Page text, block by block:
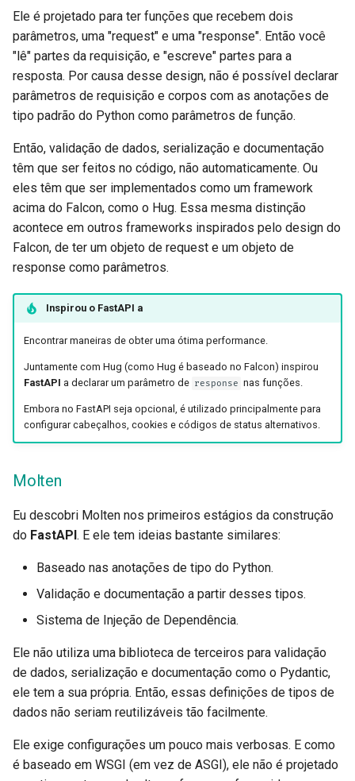
Ele é projetado para ter funções que recebem dois
parâmetros, uma "request" e uma "response". Então você
"lê" partes da requisição, e "escreve" partes para a
resposta. Por causa desse design, não é possível declarar
parâmetros de requisição e corpos com as anotações de
tipo padrão do Python como parâmetros de função.
Então, validação de dados, serialização e documentação
têm que ser feitos no código, não automaticamente. Ou
eles têm que ser implementados como um framework
acima do Falcon, como o Hug. Essa mesma distinção
acontece em outros frameworks inspirados pelo design do
Falcon, de ter um objeto de request e um objeto de
response como parâmetros.
Inspirou o FastAPI a
Encontrar maneiras de obter uma ótima performance.
Juntamente com Hug (como Hug é baseado no Falcon) inspirou
FastAPI a declarar um parâmetro de response nas funções.
Embora no FastAPI seja opcional, é utilizado principalmente para
configurar cabeçalhos, cookies e códigos de status alternativos.
Molten
Eu descobri Molten nos primeiros estágios da construção
do FastAPI. E ele tem ideias bastante similares:
Baseado nas anotações de tipo do Python.
Validação e documentação a partir desses tipos.
Sistema de Injeção de Dependência.
Ele não utiliza uma biblioteca de terceiros para validação
de dados, serialização e documentação como o Pydantic,
ele tem a sua própria. Então, essas definições de tipos de
dados não seriam reutilizáveis tão facilmente.
Ele exige configurações um pouco mais verbosas. E como
é baseado em WSGI (em vez de ASGI), ele não é projetado